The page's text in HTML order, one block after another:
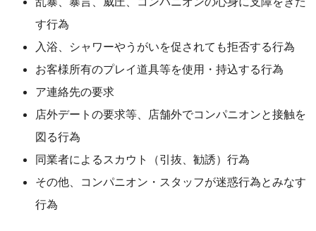
す行為
入浴、シャワーやうがいを促されても拒否する行為
お客様所有のプレイ道具等を使用・持込する行為
ア連絡先の要求
店外デートの要求等、店舗外でコンパニオンと接触を
図る行為
同業者によるスカウト（引抜、勧誘）行為
その他、コンパニオン・スタッフが迷惑行為とみなす
行為